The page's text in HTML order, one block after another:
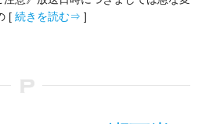
[ 続きを読む⇒ ]